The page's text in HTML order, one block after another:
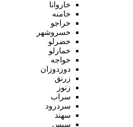
خاروانا
خامنه
خراجو
خسروشهر
خضرلو
خمارلو
خواجه
دوزدوزان
زرنق
زنوز
سراب
سردرود
سهند
سیس